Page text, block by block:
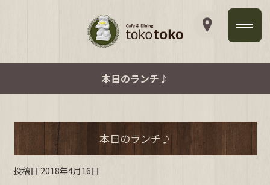
本日のランチ♪
本日のランチ♪
投稿日 2018年4月16日